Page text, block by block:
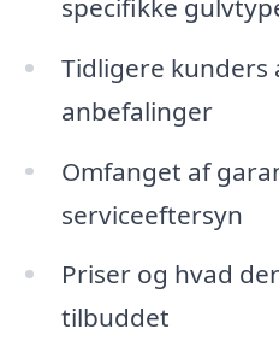
specifikke
Tidligere kunders
anbefalinger
Omfanget af
serviceeftersyn
Priser og hvad
tilbuddet